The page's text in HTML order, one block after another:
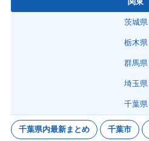
茨城県
栃木県
群馬県
埼玉県
千葉県
千葉県内最新まとめ 千葉市